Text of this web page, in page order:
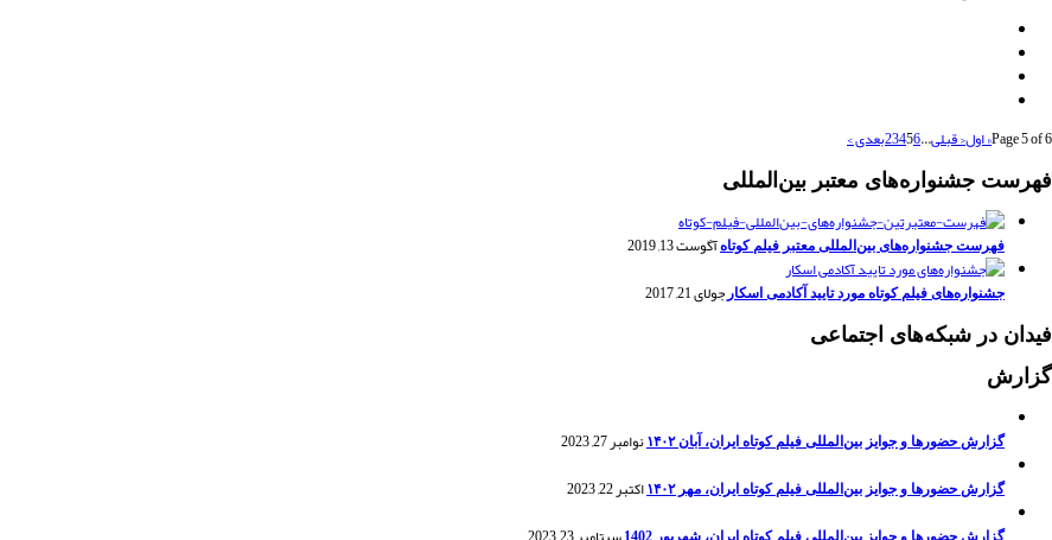
Page 5 of 6« اول< قبلی...
23456 بعدی >
فهرست جشنواره‌های معتبر بین‌المللی
فهرست جشنواره‌های بین‌المللی معتبر فیلم کوتاهآگوست 13, 2019
جشنواره‌های فیلم کوتاه مورد تایید آکادمی اسکار جولای 21, 2017
فیدان در شبکه‌های اجتماعی
گزارش
گزارش حضورها و جوایز بین‌المللی فیلم کوتاه ایران، آبان ۱۴۰۲ نوامبر 27, 2023
گزارش حضورها و جوایز بین‌المللی فیلم کوتاه ایران، مهر ۱۴۰۲ اکتبر 22, 2023
گزارش حضورها و جوایز بین‌المللی فیلم کوتاه ایران، شهریور 1402